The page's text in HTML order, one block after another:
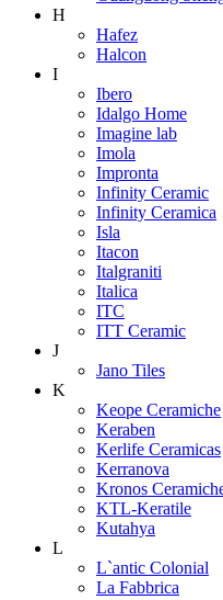
H
Hafez
Halcon
I
Ibero
Idalgo Home
Imagine lab
Imola
Impronta
Infinity Ceramic
Infinity Ceramica
Isla
Itacon
Italgraniti
Italica
ITC
ITT Ceramic
J
Jano Tiles
K
Keope Ceramiche
Keraben
Kerlife Ceramicas
Kerranova
Kronos
KTL-Keratile
Kutahya
L
L`antic Colonial
La Fabbrica